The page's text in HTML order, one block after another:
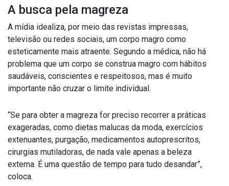
A busca pela magreza
A mídia idealiza, por meio das revistas impressas,
televisão ou redes sociais, um corpo magro como
esteticamente mais atraente. Segundo a médica, não há
problema que um corpo se construa magro com hábitos
saudáveis, conscientes e respeitosos, mas é muito
importante não cruzar o limite individual.
“Se para obter a magreza for preciso recorrer a práticas
exageradas, como dietas malucas da moda, exercícios
extenuantes, purgação, medicamentos autoprescritos,
cirurgias mutiladoras, de nada vale apenas a beleza
externa. É uma questão de tempo para tudo desandar”,
coloca.